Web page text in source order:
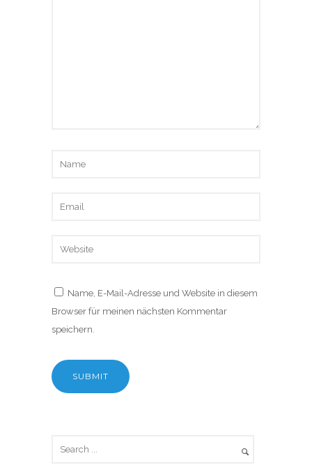
Name, E-Mail-Adresse und Website in diesem
Browser für meinen nächsten Kommentar
speichern.